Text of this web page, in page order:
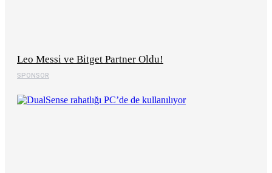
SPONSOR
Leo Messi ve Bitget Partner Oldu!